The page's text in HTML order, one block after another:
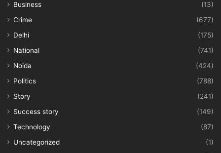
Business
(13)
Crime
(677)
Delhi
(175)
National
(741)
Noida
(424)
Politics
(788)
Story
(241)
Success story
(149)
Technology
(87)
Uncategorized
(1)